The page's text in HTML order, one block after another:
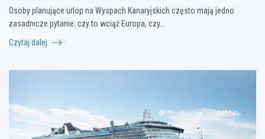
Osoby planujące urlop na Wyspach Kanaryjskich często mają jedno
zasadnicze pytanie: czy to wciąż Europa, czy…
Czytaj dalej